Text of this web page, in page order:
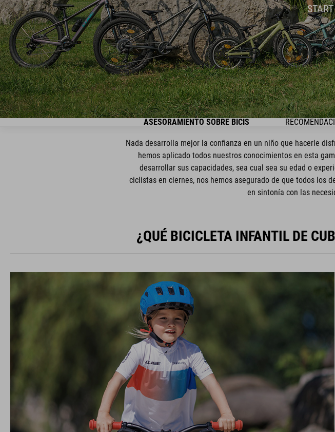
ASESORAMIENTO SOBRE BICIS
Nada desarrolla mejor la confianza en un niño que hacerle
hemos aplicado todos nuestros conocimientos en esta
desarrollar sus capacidades, sea cual sea su edad o
ciclistas en ciernes, nos hemos asegurado de que todos los
en sintonía con las
¿QUÉ BICICLETA INFANTIL DE